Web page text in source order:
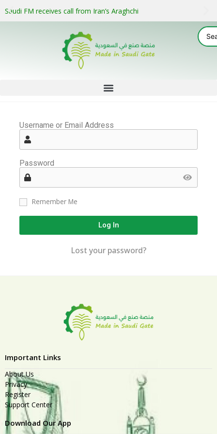
Saudi FM receives call from Iran’s Araghchi
Username or Email Address
Password
Remember Me
Log In
Lost your password?
Important Links
About Us
Privacy
Register
Support Center
Download Our App